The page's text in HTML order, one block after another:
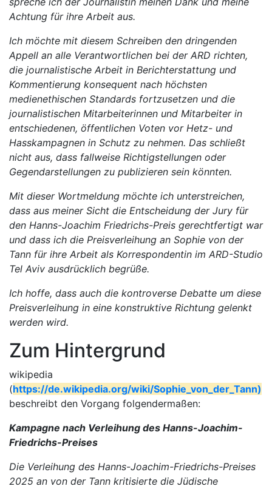
Achtung für ihre Arbeit aus.
Ich möchte mit diesem Schreiben den dringenden
Appell an alle Verantwortlichen bei der ARD richten,
die journalistische Arbeit in Berichterstattung und
Kommentierung konsequent nach höchsten
medienethischen Standards fortzusetzen und die
journalistischen Mitarbeiterinnen und Mitarbeiter in
entschiedenen, öffentlichen Voten vor Hetz- und
Hasskampagnen in Schutz zu nehmen. Das schließt
nicht aus, dass fallweise Richtigstellungen oder
Gegendarstellungen zu publizieren sein könnten.
Mit dieser Wortmeldung möchte ich unterstreichen,
dass aus meiner Sicht die Entscheidung der Jury für
den Hanns-Joachim Friedrichs-Preis gerechtfertigt war
und dass ich die Preisverleihung an Sophie von der
Tann für ihre Arbeit als Korrespondentin im ARD-Studio
Tel Aviv ausdrücklich begrüße.
Ich hoffe, dass auch die kontroverse Debatte um diese
Preisverleihung in eine konstruktive Richtung gelenkt
werden wird.
Zum Hintergrund
wikipedia
(https://de.wikipedia.org/wiki/Sophie_von_der_Tann)
beschreibt den Vorgang folgendermaßen:
Kampagne nach Verleihung des Hanns-Joachim-
Friedrichs-Preises
Die Verleihung des Hanns-Joachim-Friedrichs-Preises
2025 an von der Tann kritisierte die Jüdische